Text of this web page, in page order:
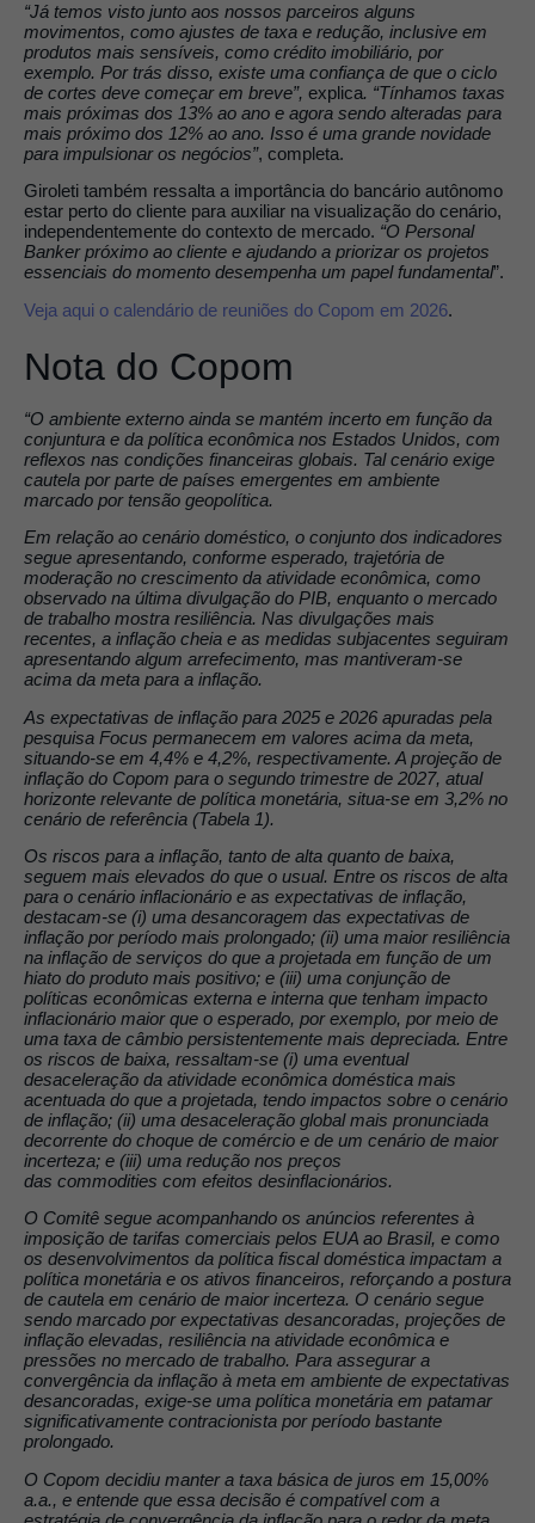
“Já temos visto junto aos nossos parceiros alguns
movimentos, como ajustes de taxa e redução, inclusive em
produtos mais sensíveis, como crédito imobiliário, por
exemplo. Por trás disso, existe uma confiança de que o ciclo
de cortes deve começar em breve”, explica. “Tínhamos taxas
mais próximas dos 13% ao ano e agora sendo alteradas para
mais próximo dos 12% ao ano. Isso é uma grande novidade
para impulsionar os negócios”, completa.
Giroleti também ressalta a importância do bancário autônomo
estar perto do cliente para auxiliar na visualização do cenário,
independentemente do contexto de mercado. “O Personal
Banker próximo ao cliente e ajudando a priorizar os projetos
essenciais do momento desempenha um papel fundamental”.
Veja aqui o calendário de reuniões do Copom em 2026.
Nota do Copom
“​O ambiente externo ainda se mantém incerto em função da
conjuntura e da política econômica nos Estados Unidos, com
reflexos nas condições financeiras globais. Tal cenário exige
cautela por parte de países emergentes em ambiente
marcado por tensão geopolítica.
Em relação ao cenário doméstico, o conjunto dos indicadores
segue apresentando, conforme esperado, trajetória de
moderação no crescimento da atividade econômica, como
observado na última divulgação do PIB, enquanto o mercado
de trabalho mostra resiliência. Nas divulgações mais
recentes, a inflação cheia e as medidas subjacentes seguiram
apresentando algum arrefecimento, mas mantiveram-se
acima da meta para a inflação.
As expectativas de inflação para 2025 e 2026 apuradas pela
pesquisa Focus permanecem em valores acima da meta,
situando-se em 4,4% e 4,2%, respectivamente. A projeção de
inflação do Copom para o segundo trimestre de 2027, atual
horizonte relevante de política monetária, situa-se em 3,2% no
cenário de referência (Tabela 1).
Os riscos para a inflação, tanto de alta quanto de baixa,
seguem mais elevados do que o usual. Entre os riscos de alta
para o cenário inflacionário e as expectativas de inflação,
destacam-se (i) uma desancoragem das expectativas de
inflação por período mais prolongado; (ii) uma maior resiliência
na inflação de serviços do que a projetada em função de um
hiato do produto mais positivo; e (iii) uma conjunção de
políticas econômicas externa e interna que tenham impacto
inflacionário maior que o esperado, por exemplo, por meio de
uma taxa de câmbio persistentemente mais depreciada. Entre
os riscos de baixa, ressaltam-se (i) uma eventual
desaceleração da atividade econômica doméstica mais
acentuada do que a projetada, tendo impactos sobre o cenário
de inflação; (ii) uma desaceleração global mais pronunciada
decorrente do choque de comércio e de um cenário de maior
incerteza; e (iii) uma redução nos preços
das commodities com efeitos desinflacionários.
O Comitê segue acompanhando os anúncios referentes à
imposição de tarifas comerciais pelos EUA ao Brasil, e como
os desenvolvimentos da política fiscal doméstica impactam a
política monetária e os ativos financeiros, reforçando a postura
de cautela em cenário de maior incerteza. O cenário segue
sendo marcado por expectativas desancoradas, projeções de
inflação elevadas, resiliência na atividade econômica e
pressões no mercado de trabalho. Para assegurar a
convergência da inflação à meta em ambiente de expectativas
desancoradas, exige-se uma política monetária em patamar
significativamente contracionista por período bastante
prolongado.
O Copom decidiu manter a taxa básica de juros em 15,00%
a.a., e entende que essa decisão é compatível com a